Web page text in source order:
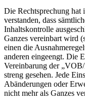
Die Rechtsprechung
verstanden, dass
Inhaltskontrolle
Ganzes vereinbart wird
einen die
anderen eingeengt. Die
Vereinbarung der
streng gesehen. Jede
Abänderungen oder
nicht mehr als Ganzes